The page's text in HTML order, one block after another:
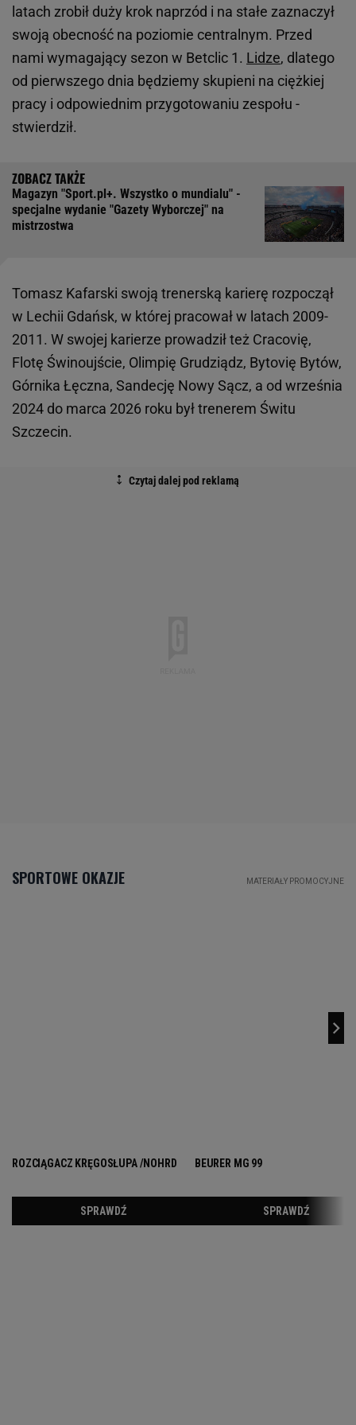
latach zrobił duży krok naprzód i na stałe zaznaczył
swoją obecność na poziomie centralnym. Przed
nami wymagający sezon w Betclic 1. Lidze, dlatego
od pierwszego dnia będziemy skupieni na ciężkiej
pracy i odpowiednim przygotowaniu zespołu -
stwierdził.
Magazyn "Sport.pl+. Wszystko o mundialu" -
specjalne wydanie "Gazety Wyborczej" na
mistrzostwa
Tomasz Kafarski swoją trenerską karierę rozpoczął
w Lechii Gdańsk, w której pracował w latach 2009-
2011. W swojej karierze prowadził też Cracovię,
Flotę Świnoujście, Olimpię Grudziądz, Bytovię Bytów,
Górnika Łęczna, Sandecję Nowy Sącz, a od września
2024 do marca 2026 roku był trenerem Świtu
Szczecin.